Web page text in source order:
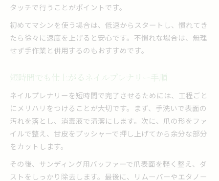
タッチで行うことがポイントです。
初めてマシンを使う場合は、低速からスタートし、慣れてき
たら徐々に速度を上げると安心です。不慣れな場合は、無理
せず手作業と併用するのもおすすめです。
短時間でも仕上がるネイルプレナリー手順
ネイルプレナリーを短時間で完了させるためには、工程ごと
にメリハリをつけることが大切です。まず、手洗いで表面の
汚れを落とし、消毒液で清潔にします。次に、爪の形をファ
イルで整え、甘皮をプッシャーで押し上げてから余分な部分
をカットします。
その後、サンディング用バッファーで爪表面を軽く整え、ダ
ストをしっかり除去します。最後に、リムーバーやエタノー